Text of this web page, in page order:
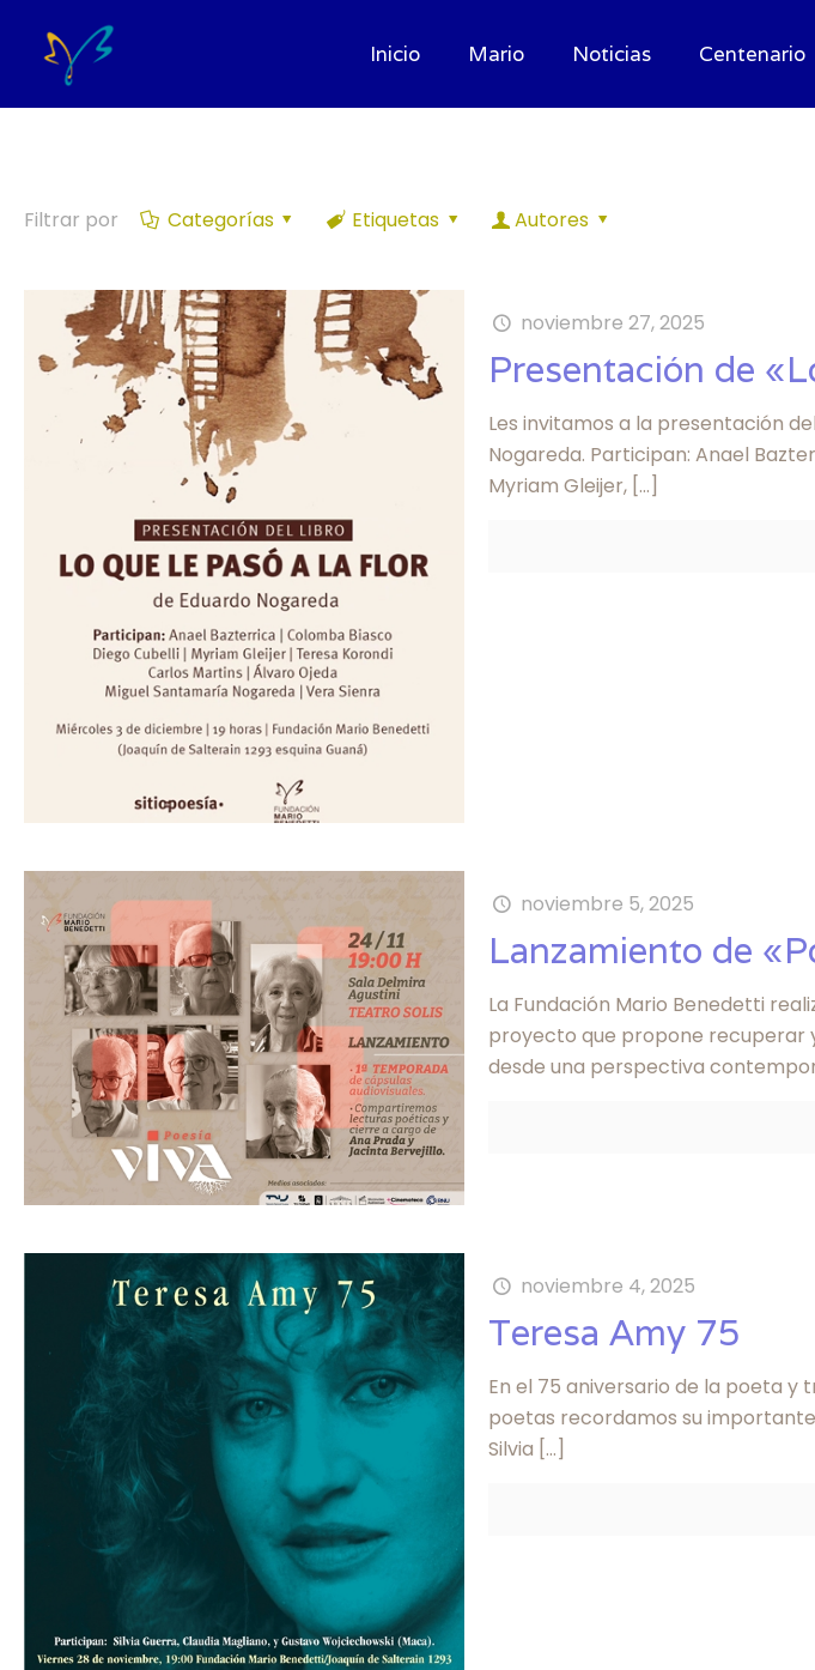
Inicio Mario Noticias Centenario
Filtrar por Categorías Etiquetas Autores
noviembre 27, 2025
Presentación de
Les invitamos a la presentación
Nogareda. Participan: Anael
Myriam Gleijer, […]
noviembre 5, 2025
Lanzamiento de
La Fundación Mario Benedetti
proyecto que propone recuperar
desde una perspectiva
noviembre 4, 2025
Teresa Amy 75
En el 75 aniversario de la poeta y
poetas recordamos su
Silvia […]